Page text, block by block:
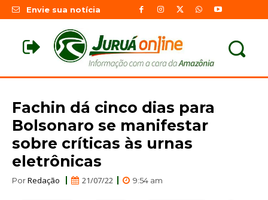
Envie sua notícia
Fachin dá cinco dias para
Bolsonaro se manifestar
sobre críticas às urnas
eletrônicas
PorRedação 21/07/22 9:54 am